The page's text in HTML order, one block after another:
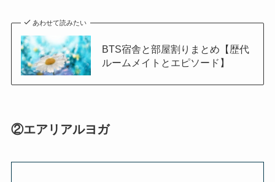
あわせて読みたい
BTS宿舎と部屋割りまとめ【歴代
ルームメイトとエピソード】
②エアリアルヨガ